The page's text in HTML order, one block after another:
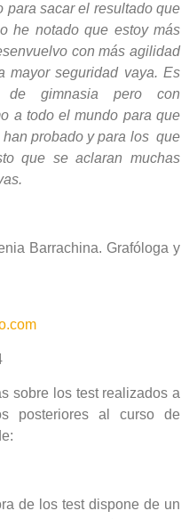
para sacar el resultado que
he notado que estoy más
con más agilidad
mayor seguridad vaya. Es
gimnasia pero con
a todo el mundo para que
probado y para los que
que se aclaran muchas
Barrachina. Grafóloga y
sobre los test realizados a
posteriores al curso de
de los test dispone de un